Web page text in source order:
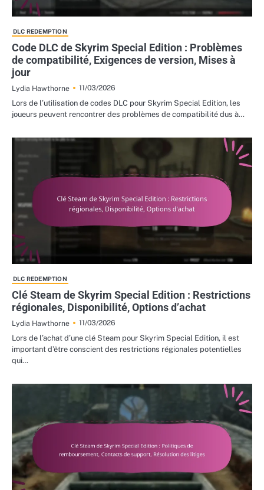
DLC REDEMPTION
Code DLC de Skyrim Special Edition : Problèmes
de compatibilité, Exigences de version, Mises à
jour
Lydia Hawthorne
11/03/2026
Lors de l’utilisation de codes DLC pour Skyrim Special Edition, les
joueurs peuvent rencontrer des problèmes de compatibilité dus à…
DLC REDEMPTION
Clé Steam de Skyrim Special Edition : Restrictions
régionales, Disponibilité, Options d’achat
Lydia Hawthorne
11/03/2026
Lors de l’achat d’une clé Steam pour Skyrim Special Edition, il est
important d’être conscient des restrictions régionales potentielles
qui…